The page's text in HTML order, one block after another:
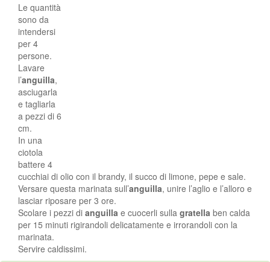
Le quantità
sono da
intendersi
per 4
persone.
Lavare
l’anguilla,
asciugarla
e tagliarla
a pezzi di 6
cm.
In una
ciotola
battere 4
cucchiai di olio con il brandy, il succo di limone, pepe e sale.
Versare questa marinata sull’anguilla, unire l’aglio e l’alloro e
lasciar riposare per 3 ore.
Scolare i pezzi di anguilla e cuocerli sulla gratella ben calda
per 15 minuti rigirandoli delicatamente e irrorandoli con la
marinata.
Servire caldissimi.